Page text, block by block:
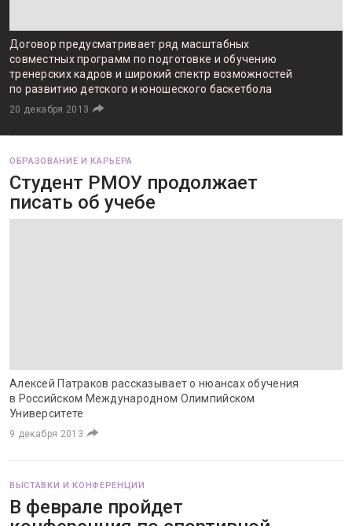
Договор предусматривает ряд масштабных
совместных программ по подготовке и обучению
тренерских кадров и широкий спектр возможностей
по развитию детского и юношеского баскетбола
20 декабря 2013
ОБРАЗОВАНИЕ И КАРЬЕРА
Студент РМОУ продолжает
писать об учебе
Алексей Патраков рассказывает о нюансах обучения
в Российском Международном Олимпийском
Университете
9 декабря 2013
ВЫСТАВКИ И КОНФЕРЕНЦИИ
В феврале пройдет